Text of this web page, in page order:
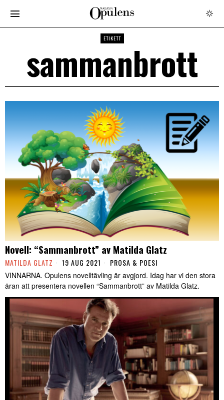
ETIKETT
sammanbrott
Novell: “Sammanbrott” av Matilda Glatz
MATILDA GLATZ 19 AUG 2021 PROSA & POESI
VINNARNA. Opulens novelltävling är avgjord. Idag har vi den stora
äran att presentera novellen “Sammanbrott” av Matilda Glatz.